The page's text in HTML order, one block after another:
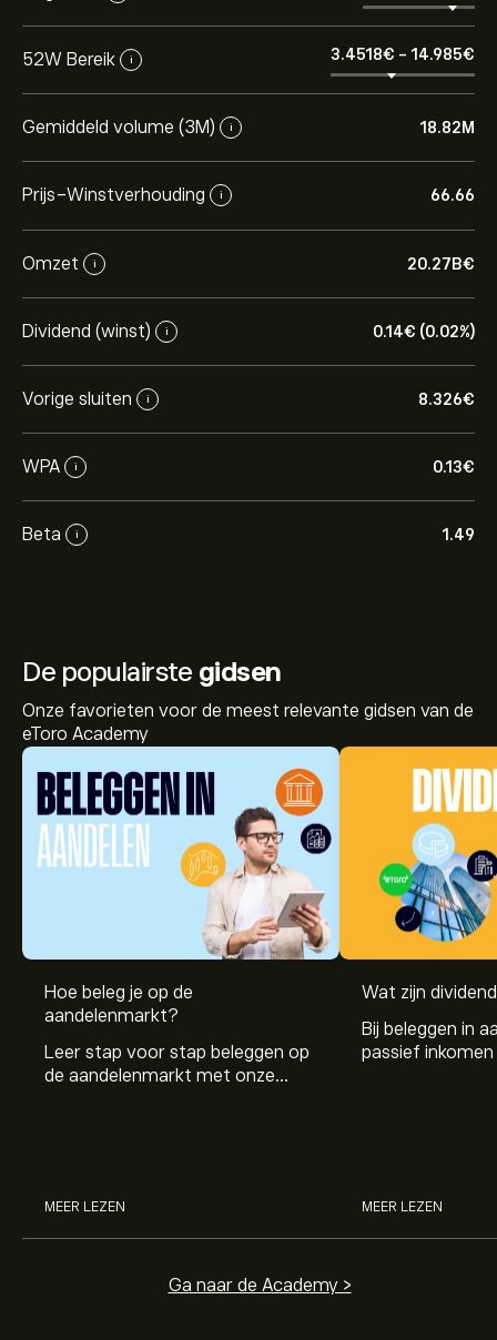
52W Bereik i 3.4518‎€‎ - 14.985‎€‎
Gemiddeld volume (3M) i 18.82M
Prijs-Winstverhouding i 66.66
Omzet i 20.27B‎€‎
Dividend (winst) i 0.14‎€‎ (0.02%)
Vorige sluiten i 8.326‎€‎
WPA i 0.13‎€‎
Beta i 1.49
De populairste gidsen
Onze favorieten voor de meest relevante gidsen van de
eToro Academy
Hoe beleg je op de
aandelenmarkt?
Leer stap voor stap beleggen op
de aandelenmarkt met onze
MEER LEZEN
Wat zijn
Bij beleggen in
passief
MEER LEZEN
Ga naar de Academy >
De huidige koers van NOKIA.HE is 8.3260‎€‎.
Het gemiddelde koersdoel voor Nokia Corp. is 8.3260‎€‎.
Meld je aanbij eToro voor gedetailleerde
verwachte groei. Bekijk de meest recente voorspelling
De marktkapitalisatie van Nokia Corp. is 47.32B‎€‎